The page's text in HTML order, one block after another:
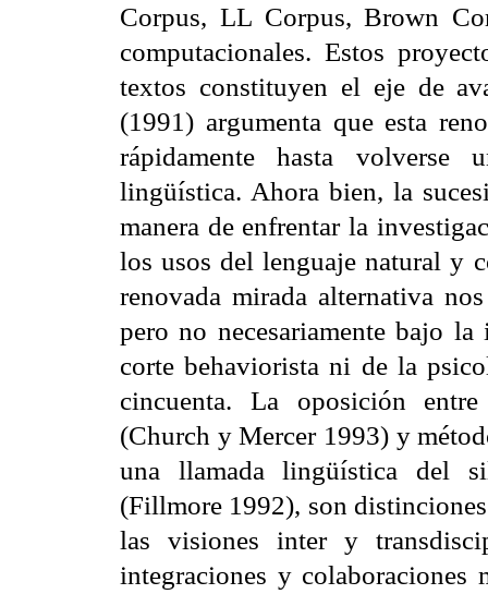
Corpus, LL Corpus, Brown
computacionales. Estos
textos constituyen el eje de
(1991) argumenta que esta
rápidamente hasta volverse
lingüística. Ahora bien, la
manera de enfrentar la
los usos del lenguaje natural y
renovada mirada alternativa
pero no necesariamente bajo
corte behaviorista ni de la
cincuenta. La oposición
(Church y Mercer 1993) y
una llamada lingüística del
(Fillmore 1992), son
las visiones inter y
integraciones y colaboraciones